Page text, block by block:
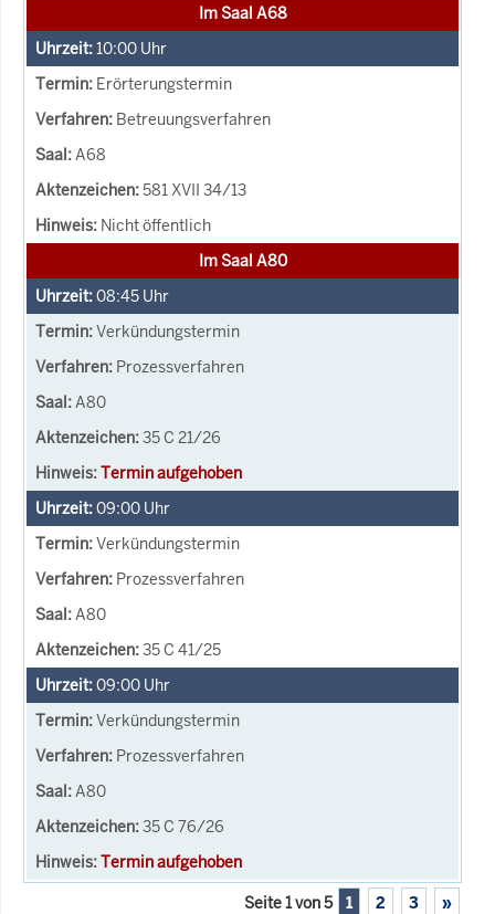
Im Saal A68
10:00 Uhr
Erörterungstermin
Betreuungsverfahren
A68
581 XVII 34/13
Nicht öffentlich
Im Saal A80
08:45 Uhr
Verkündungstermin
Prozessverfahren
A80
35 C 21/26
Termin aufgehoben
09:00 Uhr
Verkündungstermin
Prozessverfahren
A80
35 C 41/25
09:00 Uhr
Verkündungstermin
Prozessverfahren
A80
35 C 76/26
Termin aufgehoben
Seite 1 von 5 1 2 3 »